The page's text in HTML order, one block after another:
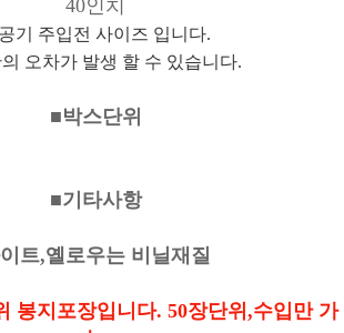
40인치
기 주입전 사이즈 입니다.
오차가 발생 할 수 있습니다.
■박스단위
■기타사항
트,옐로우는 비닐재질
봉지포장입니다. 50장단위,수입만 가